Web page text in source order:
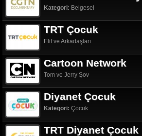
Kategori: Belgesel
TRT Çocuk
Elif ve Arkadaşları
Cartoon Network
Tom ve Jerry Şov
Diyanet Çocuk
Kategori: Çocuk
TRT Diyanet Çocuk